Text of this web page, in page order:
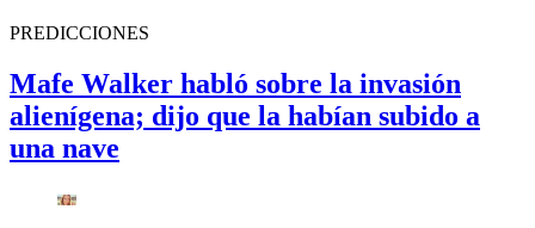
PREDICCIONES
Mafe Walker habló sobre la invasión
alienígena; dijo que la habían subido a
una nave